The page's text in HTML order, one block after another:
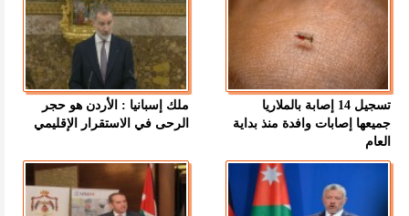
تسجيل 14 إصابة بالملاريا
جميعها إصابات وافدة منذ بداية
العام
ملك إسبانيا : الأردن هو حجر
الرحى في الاستقرار الإقليمي